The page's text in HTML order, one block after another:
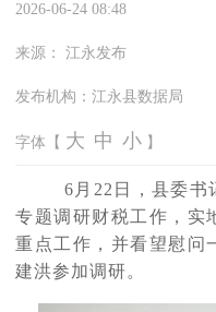
2026-06-24 08:48
来源： 江永发布
发布机构： 江永县数据局
字体【 大 中 小 】
6月22日，县委书
专题调研财税工作，实
重点工作，并看望慰问
建洪参加调研。